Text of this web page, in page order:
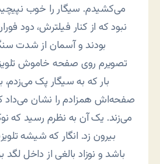
می‌کشیدم. سیگار را خوب
نبود که از کنار فیلترش، دود
بودند و آسمان از شدت
تصویرم روی صفحه خاموش
بار که به سیگار پک می‌زدم،
صفحه‌اش همزادم را نشان می‌داد
می‌زند. یک آن به نظرم رسید که
بیرون زد. انگار که شیشه
باشد و نوزاد بالغی از داخل لگد